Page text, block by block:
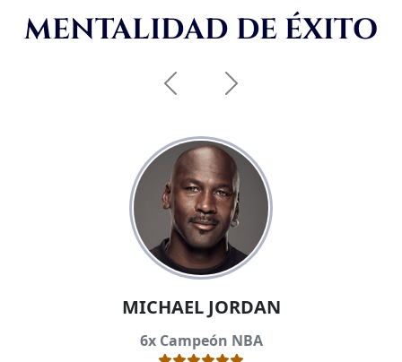
MENTALIDAD DE ÉXITO
AnteriorSiguiente
MICHAEL JORDAN
6x Campeón NBA